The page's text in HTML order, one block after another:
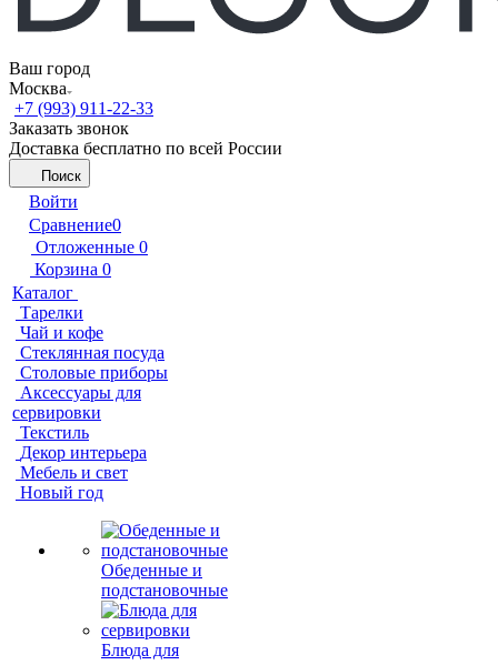
Ваш город
Москва
+7 (993) 911-22-33
Заказать звонок
Доставка бесплатно по всей России
Поиск
Войти
Сравнение0
Отложенные 0
Корзина 0
Каталог
Тарелки
Чай и кофе
Стеклянная посуда
Столовые приборы
Аксессуары для
сервировки
Текстиль
Декор интерьера
Мебель и свет
Новый год
Обеденные и
подстановочные
Блюда для